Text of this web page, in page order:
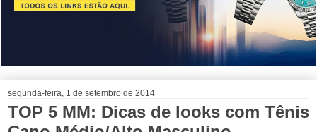
segunda-feira, 1 de setembro de 2014
TOP 5 MM: Dicas de looks com Tênis